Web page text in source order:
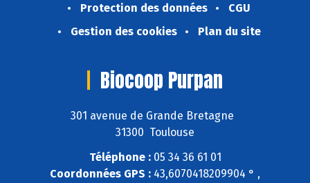
Protection des données
CGU
Gestion des cookies
Plan du site
Biocoop Purpan
301 avenue de Grande Bretagne
31300 Toulouse
Téléphone :05 34 36 61 01
Coordonnées GPS : 43,6070418209904 ° ,